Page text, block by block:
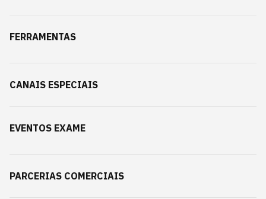
FERRAMENTAS
CANAIS ESPECIAIS
EVENTOS EXAME
PARCERIAS COMERCIAIS